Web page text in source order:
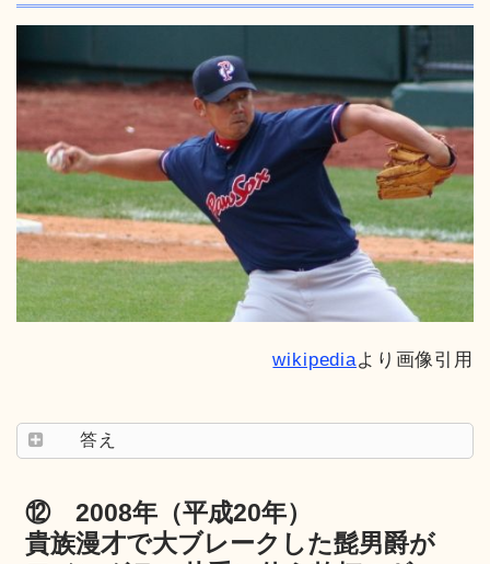
wikipediaより画像引用
答え
⑫ 2008年（平成20年）
貴族漫才で大ブレークした髭男爵が